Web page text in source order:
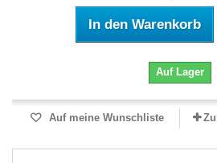
In den Warenkorb
Auf Lager
Auf meine Wunschliste